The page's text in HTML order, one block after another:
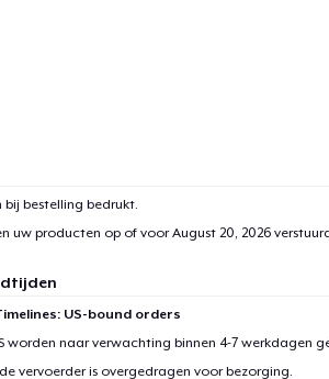
bestelling bedrukt.
uw producten op of voorAugust 20, 2026
US-bound orders
worden naar verwachting binnen 4-7 werkdagen
vervoerder is overgedragen voor bezorging.